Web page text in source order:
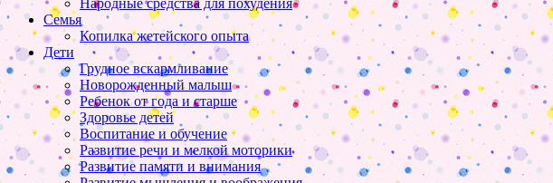
Народные средства для похудения
Семья
Копилка жетейского опыта
Дети
Грудное вскармливание
Новорожденный малыш
Ребенок от года и старше
Здоровье детей
Воспитание и обучение
Развитие речи и мелкой моторики
Развитие памяти и внимания